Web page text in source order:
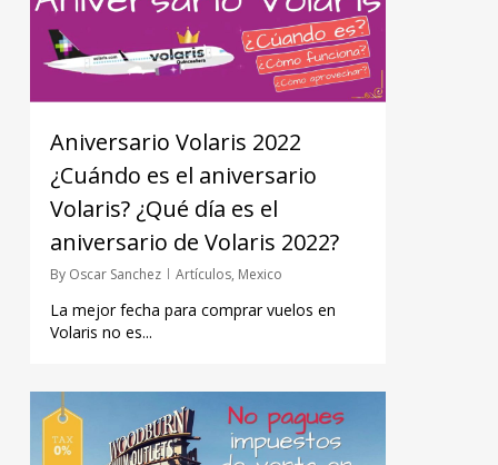
Aniversario Volaris 2022
¿Cuándo es el aniversario
Volaris? ¿Qué día es el
aniversario de Volaris 2022?
By Oscar Sanchez Artículos, Mexico
La mejor fecha para comprar vuelos en
Volaris no es...